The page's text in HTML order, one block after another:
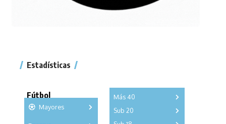
Estadísticas
Fútbol
Mayores
Más 40
Sub 20